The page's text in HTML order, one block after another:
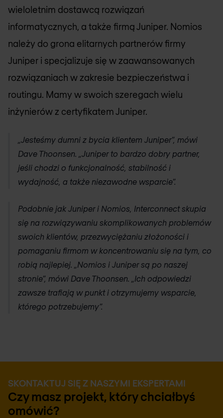
wieloletnim dostawcą rozwiązań
informatycznych, a także firmą Juniper. Nomios
należy do grona elitarnych partnerów firmy
Juniper i specjalizuje się w zaawansowanych
rozwiązaniach w zakresie bezpieczeństwa i
routingu. Mamy w swoich szeregach wielu
inżynierów z certyfikatem Juniper.
„Jesteśmy dumni z bycia klientem Juniper”, mówi
Dave Thoonsen. „Juniper to bardzo dobry partner,
jeśli chodzi o funkcjonalność, stabilność i
wydajność, a także niezawodne wsparcie”.
Podobnie jak Juniper i Nomios , Interconnect skupia
się na rozwiązywaniu skomplikowanych problemów
swoich klientów, przezwyciężaniu złożoności i
pomaganiu firmom w koncentrowaniu się na tym, co
robią najlepiej.
Nomios i Juniper są po naszej
stronie”, mówi Dave Thoonsen. „Ich odpowiedzi
zawsze trafiają w punkt i otrzymujemy wsparcie,
którego potrzebujemy”.
SKONTAKTUJ SIĘ Z NASZYMI EKSPERTAMI
Czy masz projekt, który chciałbyś
omówić?